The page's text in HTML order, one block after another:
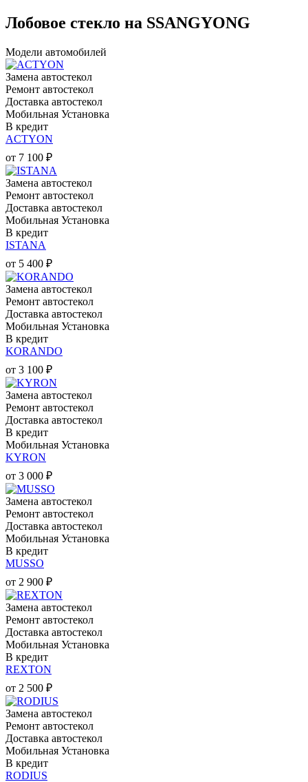
Лобовое стекло на SSANGYONG
Модели автомобилей
Замена автостекол
Ремонт автостекол
Доставка автостекол
Мобильная Установка
В кредит
ACTYON
от 7 100 ₽
Замена автостекол
Ремонт автостекол
Доставка автостекол
Мобильная Установка
В кредит
ISTANA
от 5 400 ₽
Замена автостекол
Ремонт автостекол
Доставка автостекол
Мобильная Установка
В кредит
KORANDO
от 3 100 ₽
Замена автостекол
Ремонт автостекол
Доставка автостекол
В кредит
Мобильная Установка
KYRON
от 3 000 ₽
Замена автостекол
Ремонт автостекол
Доставка автостекол
Мобильная Установка
В кредит
MUSSO
от 2 900 ₽
Замена автостекол
Ремонт автостекол
Доставка автостекол
Мобильная Установка
В кредит
REXTON
от 2 500 ₽
Замена автостекол
Ремонт автостекол
Доставка автостекол
Мобильная Установка
В кредит
RODIUS